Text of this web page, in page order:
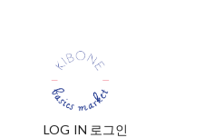
LOG IN 로그인